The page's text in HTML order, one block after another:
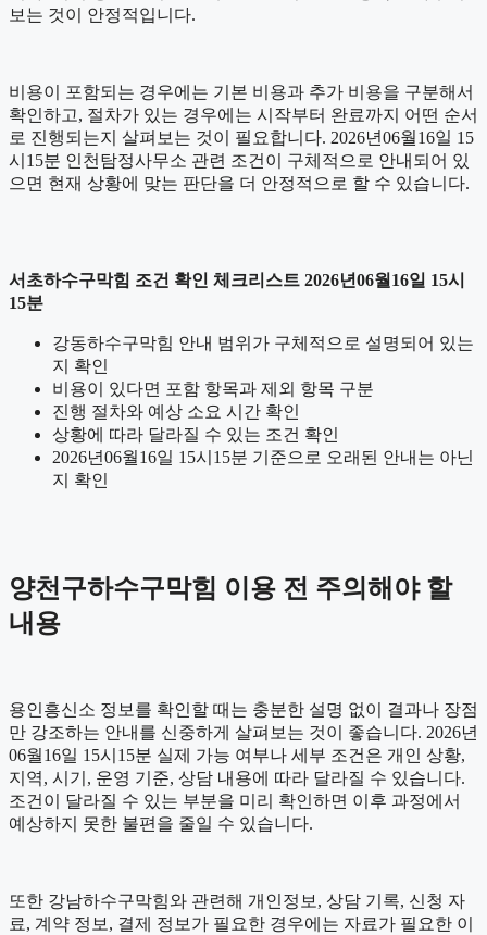
보는 것이 안정적입니다.
비용이 포함되는 경우에는 기본 비용과 추가 비용을 구분해서
확인하고, 절차가 있는 경우에는 시작부터 완료까지 어떤 순서
로 진행되는지 살펴보는 것이 필요합니다. 2026년06월16일 15
시15분 인천탐정사무소 관련 조건이 구체적으로 안내되어 있
으면 현재 상황에 맞는 판단을 더 안정적으로 할 수 있습니다.
서초하수구막힘 조건 확인 체크리스트 2026년06월16일 15시
15분
강동하수구막힘 안내 범위가 구체적으로 설명되어 있는
지 확인
비용이 있다면 포함 항목과 제외 항목 구분
진행 절차와 예상 소요 시간 확인
상황에 따라 달라질 수 있는 조건 확인
2026년06월16일 15시15분 기준으로 오래된 안내는 아닌
지 확인
양천구하수구막힘 이용 전 주의해야 할
내용
용인흥신소 정보를 확인할 때는 충분한 설명 없이 결과나 장점
만 강조하는 안내를 신중하게 살펴보는 것이 좋습니다. 2026년
06월16일 15시15분 실제 가능 여부나 세부 조건은 개인 상황,
지역, 시기, 운영 기준, 상담 내용에 따라 달라질 수 있습니다.
조건이 달라질 수 있는 부분을 미리 확인하면 이후 과정에서
예상하지 못한 불편을 줄일 수 있습니다.
또한 강남하수구막힘와 관련해 개인정보, 상담 기록, 신청 자
료, 계약 정보, 결제 정보가 필요한 경우에는 자료가 필요한 이